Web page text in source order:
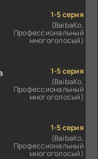
1-5 серия
(BaibaKo,
Профессиональный
многоголосый)
1-5 серия
(BaibaKo,
Профессиональный
многоголосый)
1-5 серия
(BaibaKo,
Профессиональный
многоголосый)